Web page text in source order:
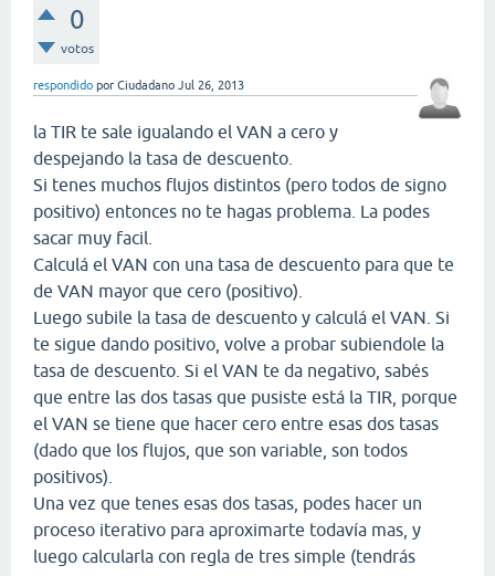
0
votos
respondido por Ciudadano Jul 26, 2013
la TIR te sale igualando el VAN a cero y
despejando la tasa de descuento.
Si tenes muchos flujos distintos (pero todos de signo
positivo) entonces no te hagas problema. La podes
sacar muy facil.
Calculá el VAN con una tasa de descuento para que te
de VAN mayor que cero (positivo).
Luego subile la tasa de descuento y calculá el VAN. Si
te sigue dando positivo, volve a probar subiendole la
tasa de descuento. Si el VAN te da negativo, sabés
que entre las dos tasas que pusiste está la TIR, porque
el VAN se tiene que hacer cero entre esas dos tasas
(dado que los flujos, que son variable, son todos
positivos).
Una vez que tenes esas dos tasas, podes hacer un
proceso iterativo para aproximarte todavía mas, y
luego calcularla con regla de tres simple (tendrás